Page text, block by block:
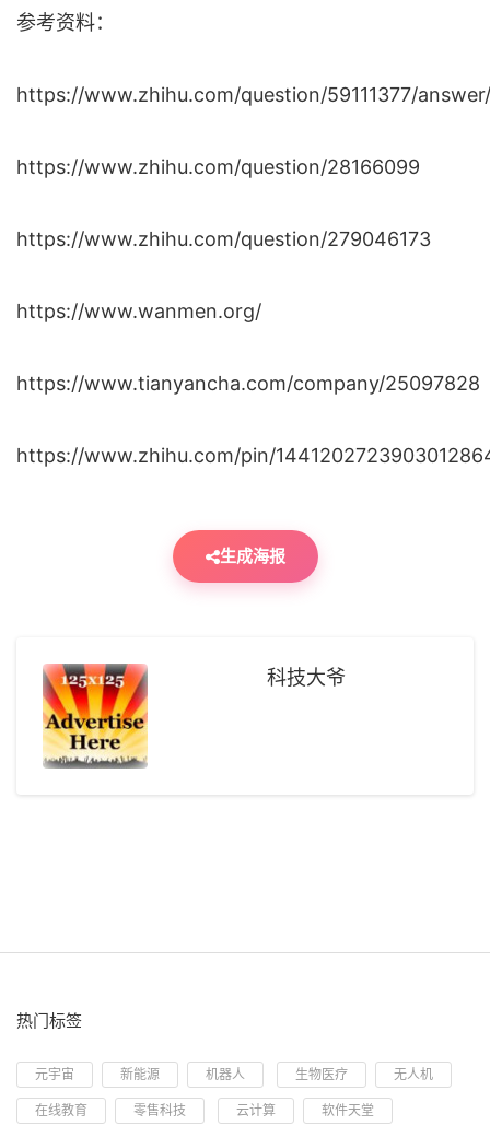
参考资料：
https://www.zhihu.com/question/59111377/
https://www.zhihu.com/question/28166099
https://www.zhihu.com/question/279046173
https://www.wanmen.org/
https://www.tianyancha.com/company/25097828
https://www.zhihu.com/pin/
生成海报
科技大爷
热门标签
元宇宙 新能源 机器人 生物医疗 无人机
在线教育 零售科技 云计算 软件天堂